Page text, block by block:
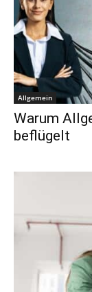
Allgemein
Warum
beflügelt